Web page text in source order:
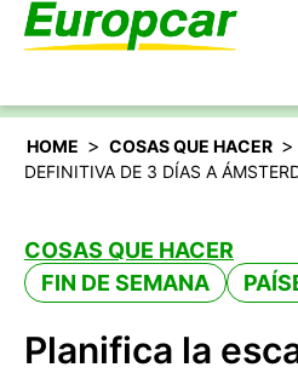
Español
HOME > COSAS QUE HACER >
DEFINITIVA DE 3 DÍAS A
COSAS QUE HACER
FIN DE SEMANA
Planifica la